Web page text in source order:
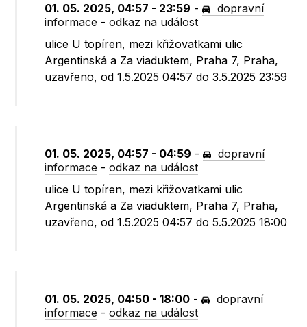
01. 05. 2025, 04:57 - 23:59 -
dopravní
informace -odkaz na událost
ulice U topíren, mezi křižovatkami ulic
Argentinská a Za viaduktem, Praha 7, Praha,
uzavřeno, od 1.5.2025 04:57 do 3.5.2025 23:59
01. 05. 2025, 04:57 - 04:59 -
dopravní
informace -odkaz na událost
ulice U topíren, mezi křižovatkami ulic
Argentinská a Za viaduktem, Praha 7, Praha,
uzavřeno, od 1.5.2025 04:57 do 5.5.2025 18:00
01. 05. 2025, 04:50 - 18:00 -
dopravní
informace -odkaz na událost